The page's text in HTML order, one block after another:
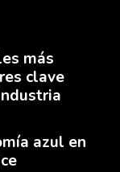
más
clave
azul en